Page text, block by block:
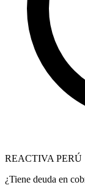
REACTIVA PERÚ
¿Tiene deuda en